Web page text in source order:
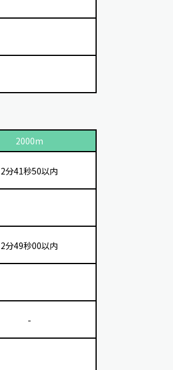
2000m
2分41秒50以内
2分49秒00以内
-